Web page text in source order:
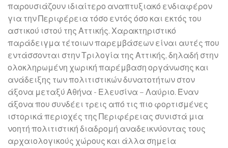
παρουσιάζουν ιδιαίτερο αναπτυξιακό ενδιαφέρον
για την Περιφέρεια τόσο εντός όσο και εκτός του
αστικού ιστού της Αττικής. Χαρακτηριστικό
παράδειγμα τέτοιων παρεμβάσεων είναι αυτές που
εντάσσονται στην Τριλογία της Αττικής, δηλαδή στην
ολοκληρωμένη χωρική παρέμβαση οργάνωσης και
ανάδειξης των πολιτιστικών δυνατοτήτων στον
άξονα μεταξύ Αθήνα - Ελευσίνα – Λαύριο. Έναν
άξονα που συνδέει τρεις από τις πιο φορτισμένες
ιστορικά περιοχές της Περιφέρειας συνιστά μια
νοητή πολιτιστική διαδρομή αναδεικνύοντας τους
αρχαιολογικούς χώρους και άλλα σημεία